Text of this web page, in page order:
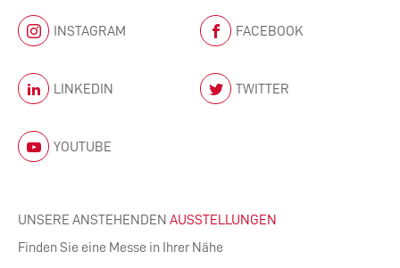
INSTAGRAM FACEBOOK
LINKEDIN TWITTER
YOUTUBE
UNSERE ANSTEHENDEN AUSSTELLUNGEN
Finden Sie eine Messe in Ihrer Nähe